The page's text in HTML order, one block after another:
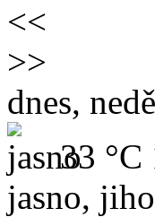
<<
>>
dnes,
33 °C
jasno,